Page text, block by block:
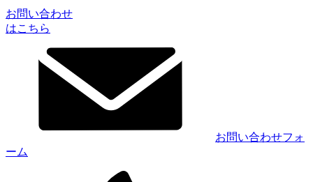
お問い合わせ
はこちら
お問い合わせフォ
ーム